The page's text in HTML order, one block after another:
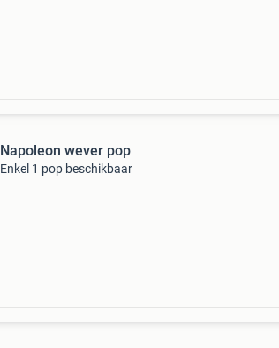
Napoleon wever pop
Enkel 1 pop beschikbaar